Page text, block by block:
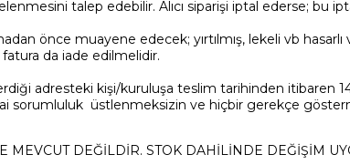
talep edebilir. Alıcı siparişi iptal ederse; bu
önce muayene edecek; yırtılmış, lekeli vb
da iade edilmelidir.
adresteki kişi/kuruluşa teslim tarihinden itibaren
sorumluluk üstlenmeksizin ve hiçbir gerekçe
DEĞİLDİR. STOK DAHİLİNDE DEĞİŞİM